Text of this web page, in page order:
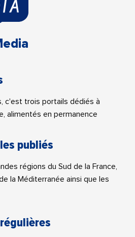
c'est trois portails dédiés à
alimentés en permanence
publiés
régions du Sud de la France,
la Méditerranée ainsi que les